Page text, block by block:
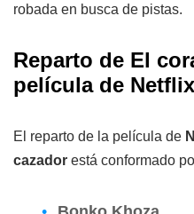
robada en busca de pistas.
Reparto de El
película de Netflix
El reparto de la película de
cazador está conformado